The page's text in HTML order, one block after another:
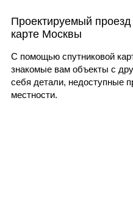
Проектируемый
карте Москвы
С помощью спутниковой
знакомые вам объекты с
себя детали, недоступные
местности.